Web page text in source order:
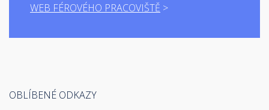
WEB FÉROVÉHO PRACOVIŠTĚ
OBLÍBENÉ ODKAZY